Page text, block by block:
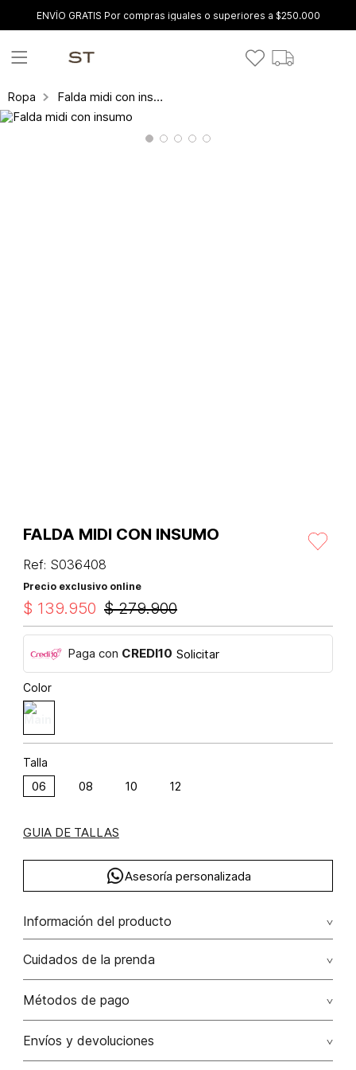
ENVÍO GRATIS Por compras iguales o superiores a $250.000
Ropa Falda midi con insumo
FALDA MIDI CON INSUMO
Ref: S036408
Precio exclusivo online
$ 279.900
$ 139.950
Paga con CREDI10 Solicitar
Color
Talla
06 08 10 12
GUIA DE TALLAS
Asesoría personalizada
Información del producto
Falda midi con insumo rayón viscosa 93% elastano 7% 93.00%
rayón viscosa/7.00% elastano/elastane
Cuidados de la prenda
Lavar a mano. retirar los accesorios antes de lavar. no
No usar lejia
Métodos de pago
Tarjetas de crédito: Visa, Dinners, Master Card y American
Envíos y devoluciones